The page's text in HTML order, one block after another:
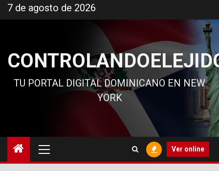
al
7 de agosto de 2026
TU PORTAL DIGITAL DOMINICANO EN NEW
YORK
principal
Ver online